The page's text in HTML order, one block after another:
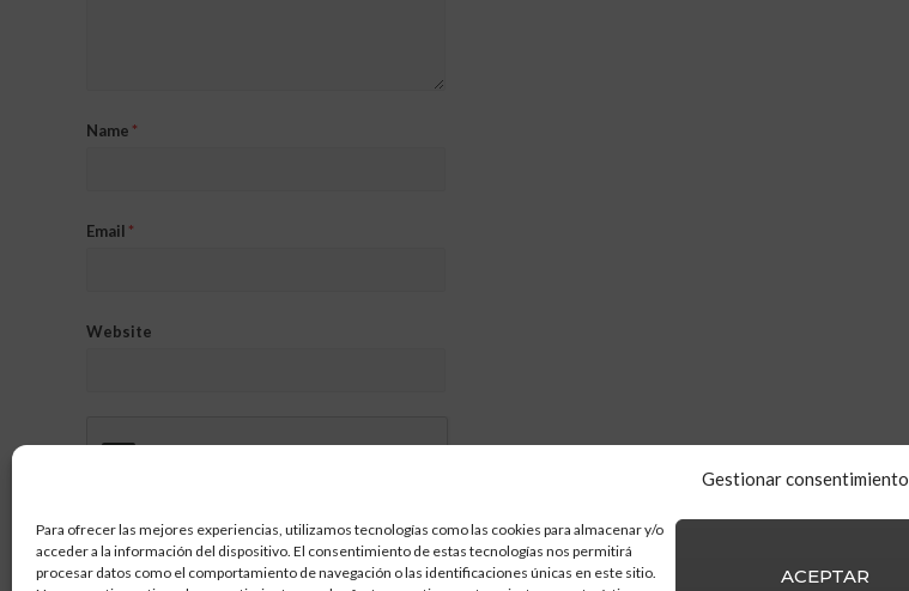
Gestionar consentimiento
Para ofrecer las mejores experiencias, utilizamos tecnologías como las cookies para almacenar y/o
acceder a la información del dispositivo. El consentimiento de estas tecnologías nos permitirá
procesar datos como el comportamiento de navegación o las identificaciones únicas en este sitio.
ACEPTAR
Name *
Email *
Website